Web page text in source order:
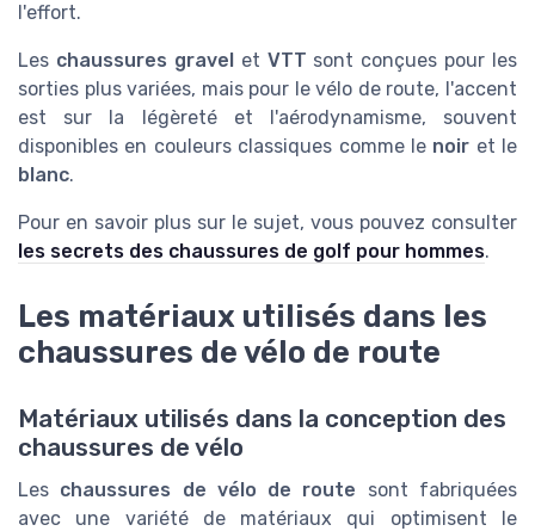
l'effort.
Les chaussures gravel et VTT sont conçues pour les
sorties plus variées, mais pour le vélo de route, l'accent
est sur la légèreté et l'aérodynamisme, souvent
disponibles en couleurs classiques comme le noir et le
blanc.
Pour en savoir plus sur le sujet, vous pouvez consulter
les secrets des chaussures de golf pour hommes.
Les matériaux utilisés dans les
chaussures de vélo de route
Matériaux utilisés dans la conception des
chaussures de vélo
Les chaussures de vélo de route sont fabriquées
avec une variété de matériaux qui optimisent le